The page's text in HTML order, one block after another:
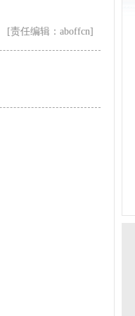
[责任编辑：aboffcn]